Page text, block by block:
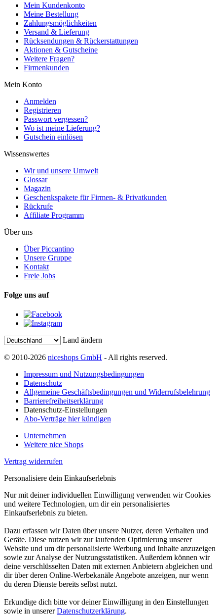
Mein Kundenkonto
Meine Bestellung
Zahlungsmöglichkeiten
Versand & Lieferung
Rücksendungen & Rückerstattungen
Aktionen & Gutscheine
Weitere Fragen?
Firmenkunden
Mein Konto
Anmelden
Registrieren
Passwort vergessen?
Wo ist meine Lieferung?
Gutschein einlösen
Wissenswertes
Wir und unsere Umwelt
Glossar
Magazin
Geschenkspakete für Firmen- & Privatkunden
Rückrufe
Affiliate Programm
Über uns
Über Piccantino
Unsere Gruppe
Kontakt
Freie Jobs
Folge uns auf
Land ändern
© 2010-2026 niceshops GmbH - All rights reserved.
Impressum und Nutzungsbedingungen
Datenschutz
Allgemeine Geschäftsbedingungen und Widerrufsbelehrung
Barrierefreiheitserklärung
Datenschutz-Einstellungen
Abo-Verträge hier kündigen
Unternehmen
Weitere nice Shops
Vertrag widerrufen
Personalisiere dein Einkaufserlebnis
Nur mit deiner individuellen Einwilligung verwenden wir Cookies
und weitere Technologien, um dir ein personalisiertes
Einkaufserlebnis zu bieten.
Dazu erfassen wir Daten über unsere Nutzer, deren Verhalten und
Geräte. Diese nutzen wir zur laufenden Optimierung unserer
Website und um dir personalisierte Werbung und Inhalte anzuzeigen
sowie zur Analyse der Nutzungsstatistiken. Außerdem können wir
deine verschlüsselten Daten mit externen Anbietern abgleichen und
dir über deren Online-Werbekanäle Angebote anzeigen, nur wenn
du deren Dienste bereits selbst nutzt.
Erkundige dich bitte vor deiner Einwilligung in den Einstellungen
sowie in unsererDatenschutzerklärung.